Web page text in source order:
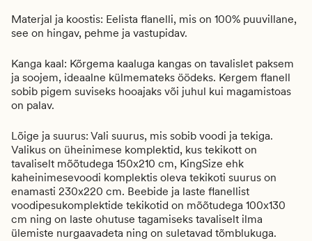
Materjal ja koostis: Eelista flanelli, mis on 100% puuvillane,
see on hingav, pehme ja vastupidav.
Kanga kaal: Kõrgema kaaluga kangas on tavalislet paksem
ja soojem, ideaalne külmemateks öödeks. Kergem flanell
sobib pigem suviseks hooajaks või juhul kui magamistoas
on palav.
Lõige ja suurus: Vali suurus, mis sobib voodi ja tekiga.
Valikus on üheinimese komplektid, kus tekikott on
tavaliselt mõõtudega 150x210 cm, KingSize ehk
kaheinimesevoodi komplektis oleva tekikoti suurus on
enamasti 230x220 cm. Beebide ja laste flanellist
voodipesukomplektide tekikotid on mõõtudega 100x130
cm ning on laste ohutuse tagamiseks tavaliselt ilma
ülemiste nurgaavadeta ning on suletavad tõmblukuga.